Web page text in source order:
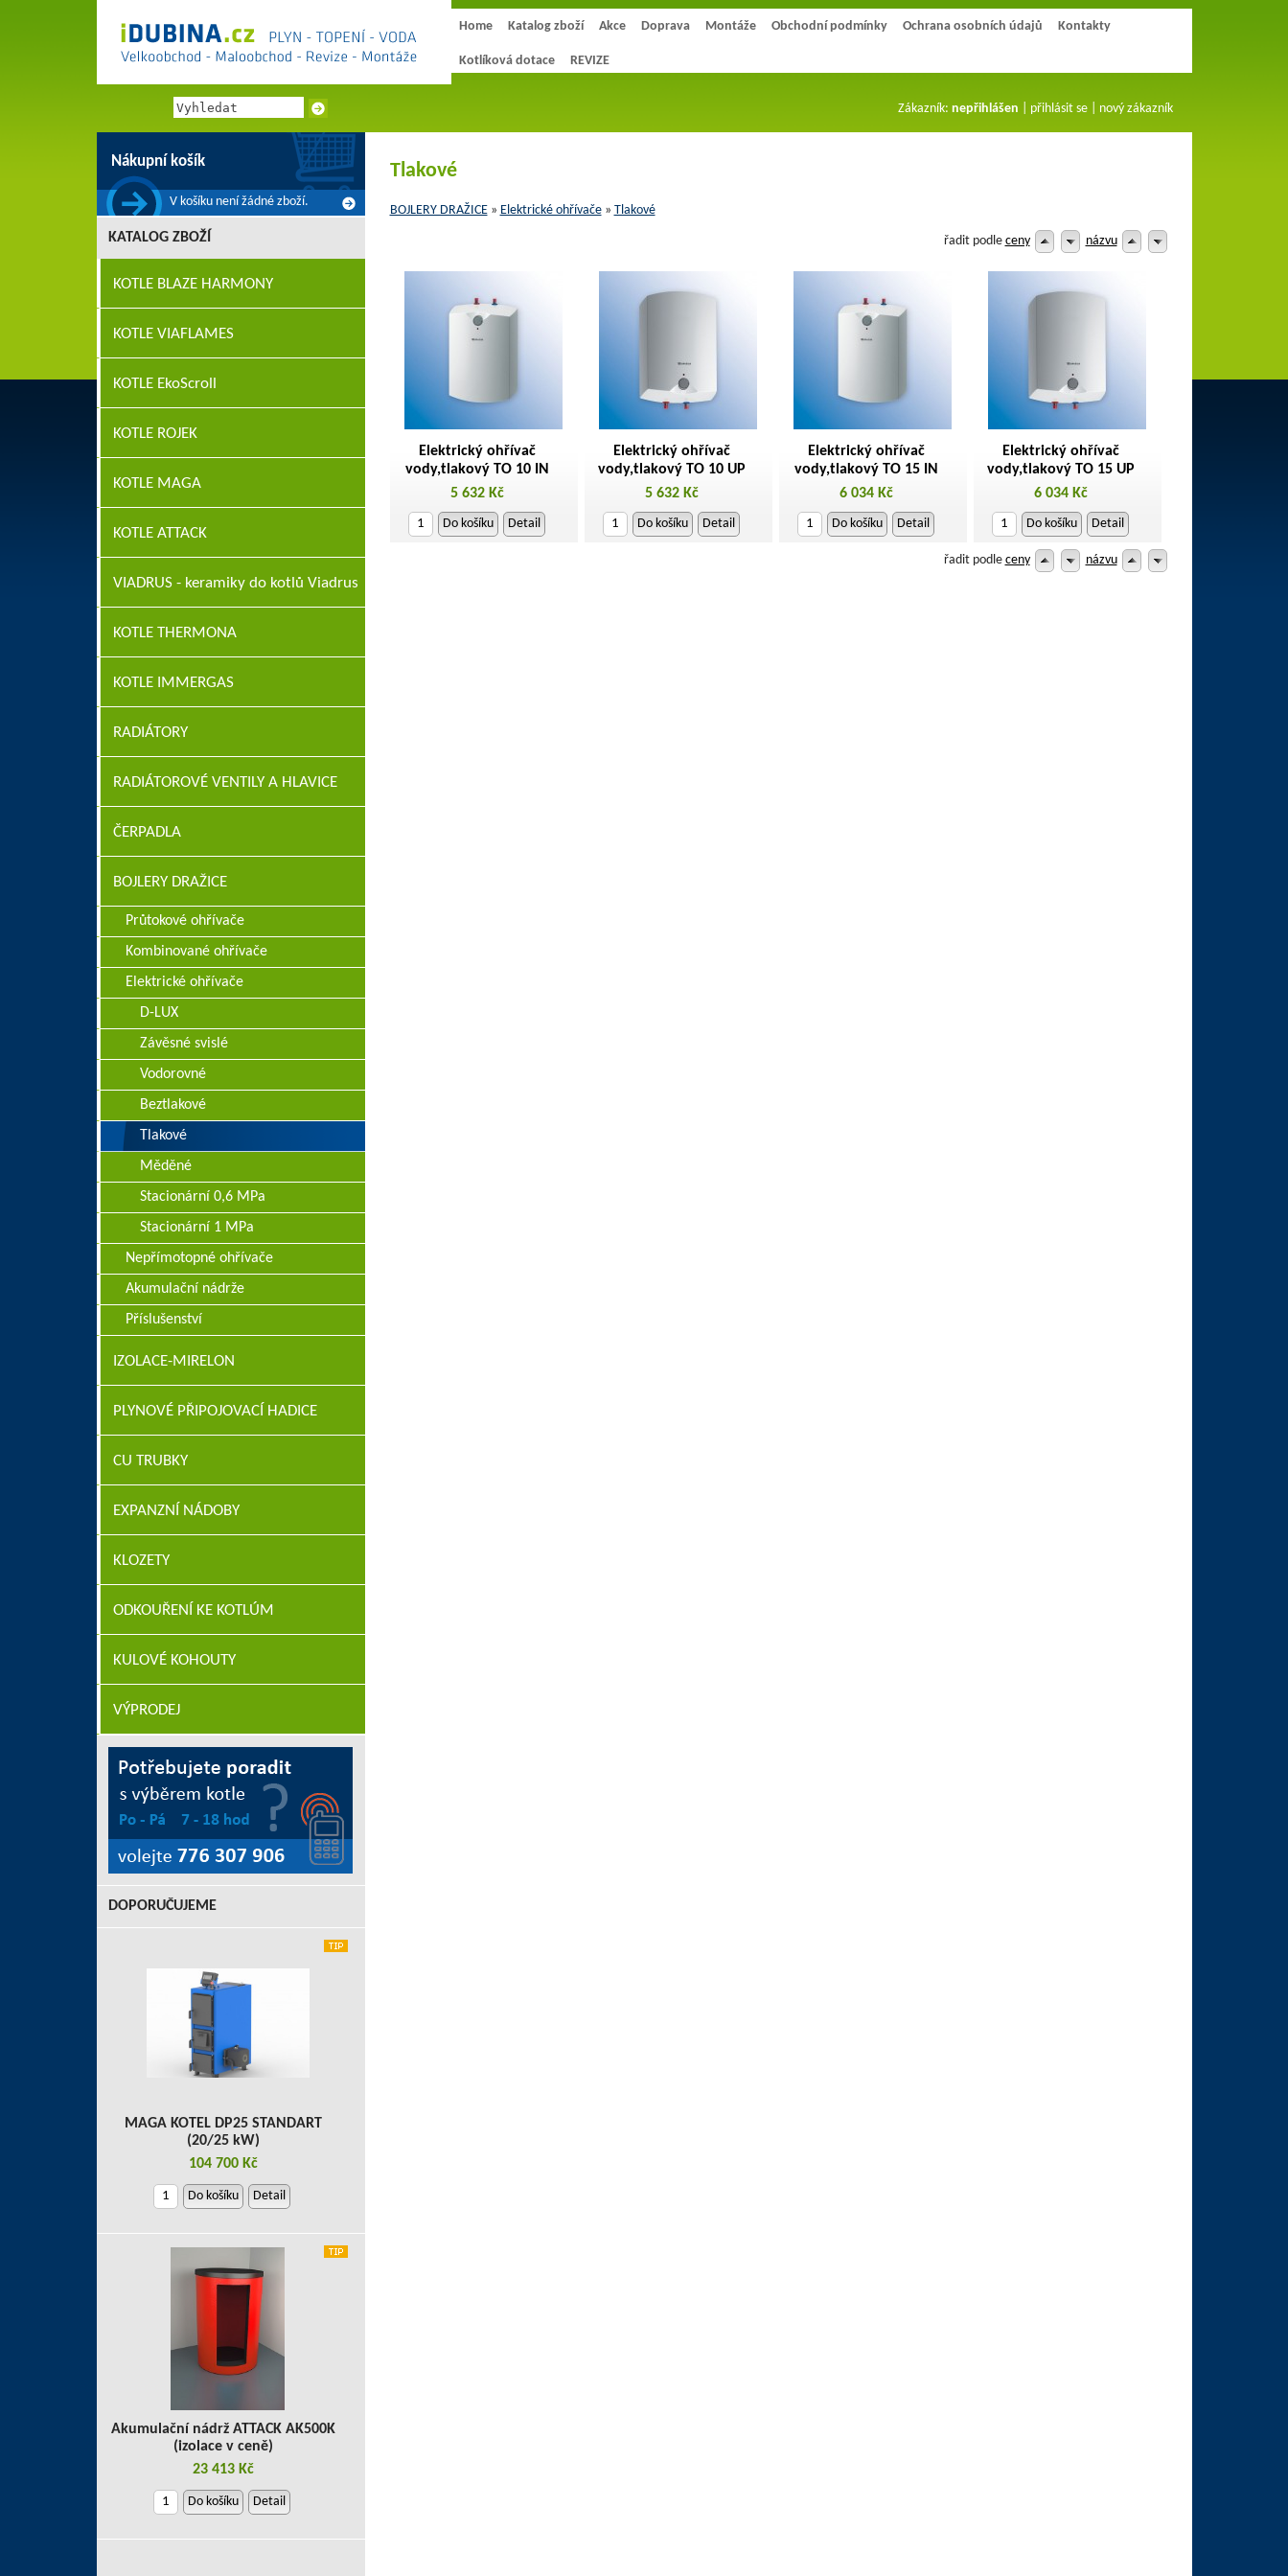
Home Katalog zboží Akce Doprava Montáže Obchodní podmínky Ochrana osobních údajů Kontakty
Kotlíková dotace REVIZE
Zákazník: nepřihlášen přihlásit se| nový zákazník
Tlakové
BOJLERY DRAŽICE» Elektrické ohřívače» Tlakové
řadit podle ceny názvu
Elektrický ohřívač
vody,tlakový TO 10 IN
5 632 Kč
Do košíku Detail
Elektrický ohřívač
vody,tlakový TO 10 UP
5 632 Kč
Do košíku Detail
Elektrický ohřívač
vody,tlakový TO 15 IN
6 034 Kč
Do košíku Detail
Elektrický ohřívač
vody,tlakový TO 15 UP
6 034 Kč
Do košíku Detail
řadit podle ceny názvu
Nákupní košík
V košíku není žádné zboží.
KATALOG ZBOŽÍ
KOTLE BLAZE HARMONY
KOTLE VIAFLAMES
KOTLE EkoScroll
KOTLE ROJEK
KOTLE MAGA
KOTLE ATTACK
VIADRUS - keramiky do kotlů Viadrus
KOTLE THERMONA
KOTLE IMMERGAS
RADIÁTORY
RADIÁTOROVÉ VENTILY A HLAVICE
ČERPADLA
BOJLERY DRAŽICE
Průtokové ohřívače
Kombinované ohřívače
Elektrické ohřívače
D-LUX
Závěsné svislé
Vodorovné
Beztlakové
Tlakové
Měděné
Stacionární 0,6 MPa
Stacionární 1 MPa
Nepřímotopné ohřívače
Akumulační nádrže
Příslušenství
IZOLACE-MIRELON
PLYNOVÉ PŘIPOJOVACÍ HADICE
CU TRUBKY
EXPANZNÍ NÁDOBY
KLOZETY
ODKOUŘENÍ KE KOTLÚM
KULOVÉ KOHOUTY
VÝPRODEJ
DOPORUČUJEME
MAGA KOTEL DP25 STANDART
(20/25 kW)
104 700 Kč
Do košíku Detail
Akumulační nádrž ATTACK AK500K
(izolace v ceně)
23 413 Kč
Do košíku Detail